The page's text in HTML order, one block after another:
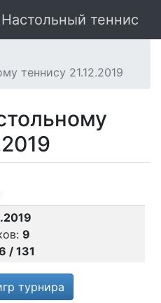
Настольный теннис
теннису 21.12.2019
9
/ 131
турнира